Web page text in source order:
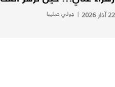
22 آذار 2026 | جولي صليبا